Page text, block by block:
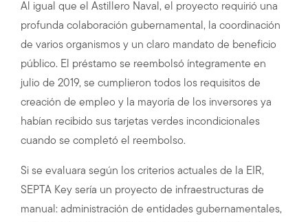
Al igual que el Astillero Naval, el proyecto requirió una
profunda colaboración gubernamental, la coordinación
de varios organismos y un claro mandato de beneficio
público. El préstamo se reembolsó íntegramente en
julio de 2019, se cumplieron todos los requisitos de
creación de empleo y la mayoría de los inversores ya
habían recibido sus tarjetas verdes incondicionales
cuando se completó el reembolso.
Si se evaluara según los criterios actuales de la EIR,
SEPTA Key sería un proyecto de infraestructuras de
manual: administración de entidades gubernamentales,